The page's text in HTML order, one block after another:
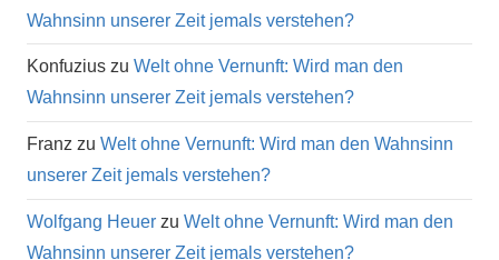
Wahnsinn unserer Zeit jemals verstehen?
Konfuzius zu Welt ohne Vernunft: Wird man den
Wahnsinn unserer Zeit jemals verstehen?
Franz zu Welt ohne Vernunft: Wird man den Wahnsinn
unserer Zeit jemals verstehen?
Wolfgang Heuer zu Welt ohne Vernunft: Wird man den
Wahnsinn unserer Zeit jemals verstehen?